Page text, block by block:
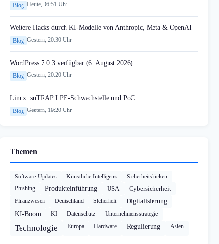
Blog Heute, 06:51 Uhr
Weitere Hacks durch KI-Modelle von Anthropic, Meta & OpenAI
Blog Gestern, 20:30 Uhr
WordPress 7.0.3 verfügbar (6. August 2026)
Blog Gestern, 20:20 Uhr
Linux: suTRAP LPE-Schwachstelle und PoC
Blog Gestern, 19:20 Uhr
Themen
Software-Updates Künstliche Intelligenz
Sicherheitslücken
Phishing
Produkteinführung USA Cybersicherheit
Finanzwesen Deutschland Sicherheit
Digitalisierung
KI-Boom
KI Datenschutz Unternehmensstrategie
Technologie Europa Hardware Regulierung Asien